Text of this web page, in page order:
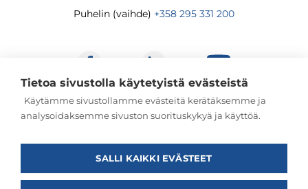
Puhelin (vaihde) +358 295 331 200
Tietoa sivustolla käytetyistä evästeistä
Käytämme sivustollamme evästeitä kerätäksemme ja
analysoidaksemme sivuston suorituskykyä ja käyttöä.
SALLI KAIKKI EVÄSTEET